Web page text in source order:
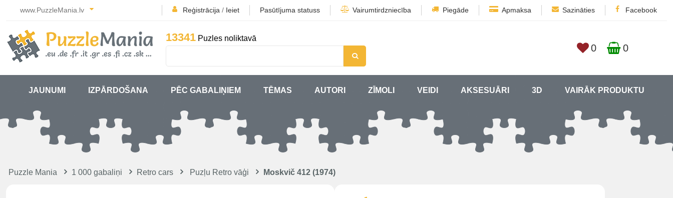
www.PuzzleMania.lv Reģistrācija / Ieiet Pasūtījuma statuss Vairumtirdzniecība Piegāde Apmaksa Sazināties Facebook
13341 Puzles noliktavā
0 0
JAUNUMI IZPĀRDOŠANA PĒC GABALIŅIEM TĒMAS AUTORI ZĪMOLI VEIDI AKSESUĀRI 3D VAIRĀK PRODUKTU
Puzzle Mania 1 000 gabaliņi Retro cars Puzļu Retro vāģi Moskvič 412 (1974)